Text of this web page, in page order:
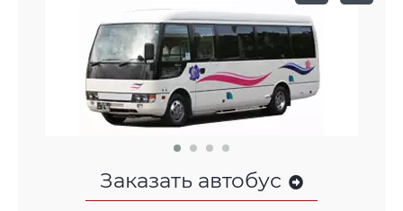
Заказать автобус